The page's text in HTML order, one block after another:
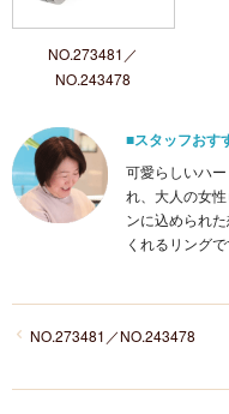
NO.273481／
NO.243478
■スタッフおす
可愛らしいハ
れ、大人の女
ンに込められ
くれるリングで
NO.273481／NO.243478